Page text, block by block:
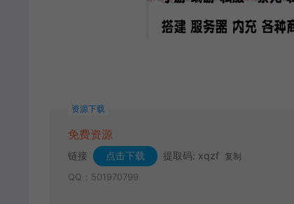
资源下载
免费资源
链接 点击下载 提取码: xqzf 复制
QQ：501970799